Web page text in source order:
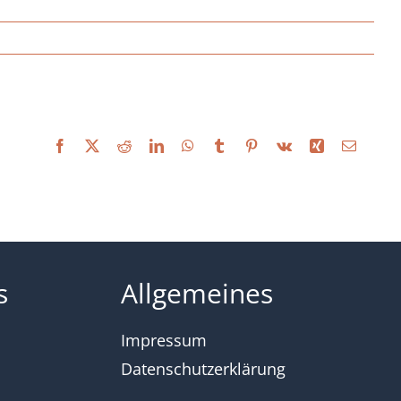
Facebook RedditLinkedInWhatsApp
Tumblr Pinterest
Vk Xing E-
Allgemeines
Impressum
Datenschutzerklärung